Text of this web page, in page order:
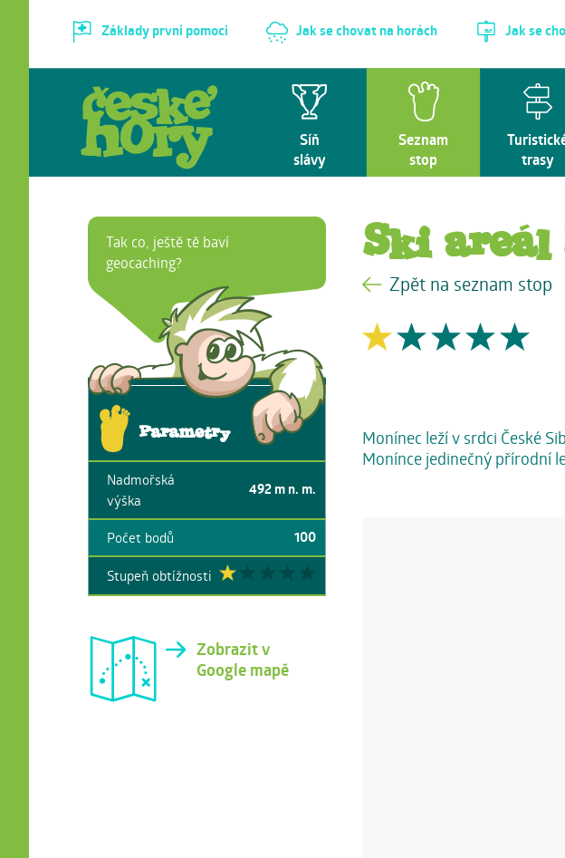
Základy první pomoci Jak se chovat na horách Jak se
Síň
slávy
Seznam
stop
trasy
Tak co, ještě tě baví
geocaching?
Parametry
Nadmořská
výška
492 m n. m.
Počet bodů 100
Stupeň obtížnosti
Zobrazit v
Google mapě
Ski
Zpět na seznam stop
Monínec leží v srdci České
Monínce jedinečný přírodní